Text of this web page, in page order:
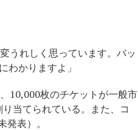
うれしく思っています。バッ
わかりますよ」
10,000枚のチケットが一般市
当てられている。また、コ
表）。